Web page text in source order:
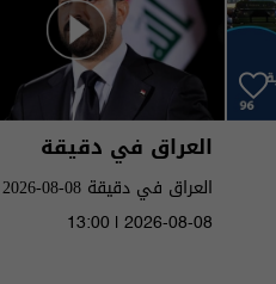
العراق في دقيقة
العراق في دقيقة 08-08-2026 | 2026
13:00 | 2026-08-08